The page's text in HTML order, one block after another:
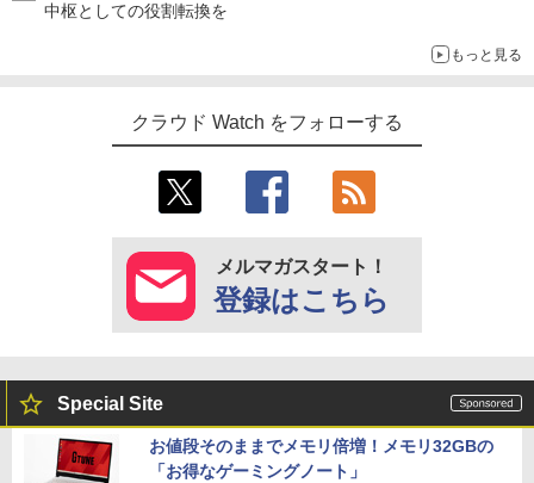
中枢としての役割転換を
もっと見る
クラウド Watch をフォローする
メルマガスタート！
登録はこちら
Special Site
お値段そのままでメモリ倍増！メモリ32GBの
「お得なゲーミングノート」